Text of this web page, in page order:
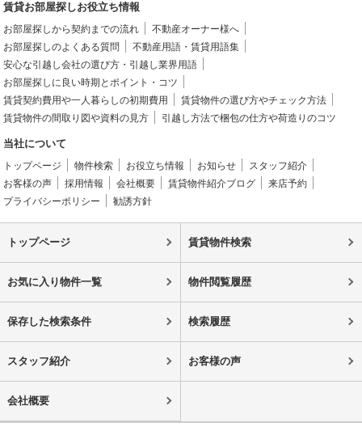
賃貸お部屋探しお役立ち情報
お部屋探しから契約までの流れ
不動産オーナー様へ
お部屋探しのよくある質問
不動産用語・賃貸用語集
安心な引越し会社の選び方・引越し業界用語
お部屋探しに良い時期とポイント・コツ
賃貸契約費用や一人暮らしの初期費用
賃貸物件の選び方やチェック方法
賃貸物件の間取り図や資料の見方
引越し方法で梱包の仕方や荷造りのコツ
当社について
トップページ 物件検索 お役立ち情報 お知らせ
スタッフ紹介
お客様の声
採用情報 会社概要 賃貸物件紹介ブログ
来店予約
プライバシーポリシー
勧誘方針
トップページ 賃貸物件検索
お気に入り物件一覧 物件閲覧履歴
保存した検索条件 検索履歴
スタッフ紹介 お客様の声
会社概要